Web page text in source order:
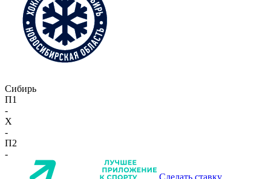
Сибирь
П1
-
X
-
П2
-